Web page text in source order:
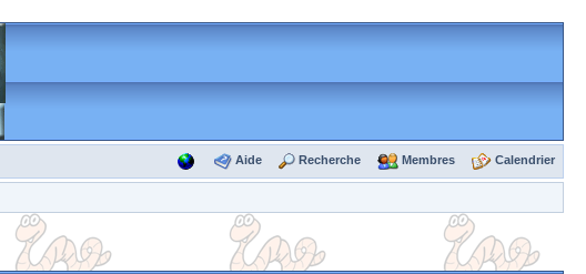
Aide Recherche Membres Calendrier